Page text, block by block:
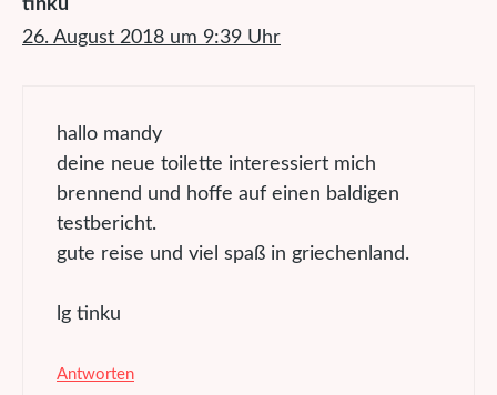
26. August 2018 um 9:39 Uhr
hallo mandy
deine neue toilette interessiert mich
brennend und hoffe auf einen baldigen
testbericht.
gute reise und viel spaß in griechenland.
lg tinku
Antworten